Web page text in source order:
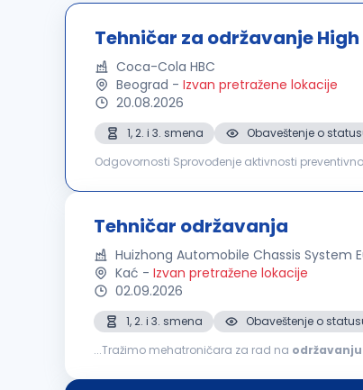
Tehničar za održavanje
Coca-Cola HBC
Beograd - Izvan pretražene lokacije
20.08.2026
1, 2. i 3. smena
Obaveštenje o
Odgovornosti Sprovođenje aktivnosti preventivnog, prediktivnog i korektivnog održavanja automatizovanih skladišnih sistema i prateće opreme, sa ciljem
Tehničar održavanja
Huizhong Automobile Chassis System
Kać - Izvan pretražene lokacije
02.09.2026
1, 2. i 3. smena
Obaveštenje o
...Tražimo mehatroničara za rad na održavanju